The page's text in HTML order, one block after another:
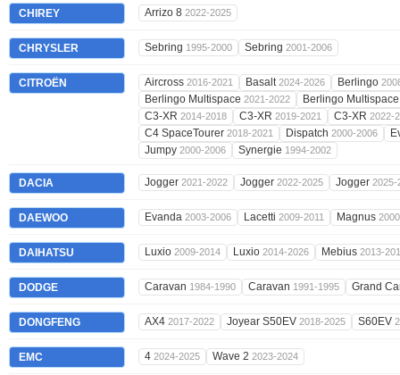
CHIREY Arrizo 8 2022-2025
CHRYSLER Sebring 1995-2000 Sebring 2001-2006
CITROËN Aircross 2016-2021 Basalt2024-2026 Berlingo
Berlingo Multispace 2021-2022
Berlingo
C3-XR 2014-2018 C3-XR 2019-2021 C3-XR 2022-
C4 SpaceTourer 2018-2021 Dispatch 2000-2006
Jumpy 2000-2006 Synergie 1994-2002
DACIA Jogger 2021-2022 Jogger 2022-2025 Jogger 2025-
DAEWOO Evanda 2003-2006 Lacetti 2009-2011 Magnus
DAIHATSU Luxio 2009-2014 Luxio 2014-2026 Mebius 2013-
DODGE Caravan 1984-1990 Caravan 1991-1995 Grand
DONGFENG AX4 2017-2022 Joyear S50EV 2018-2025 S60EV
EMC 4 2024-2025 Wave 2 2023-2024